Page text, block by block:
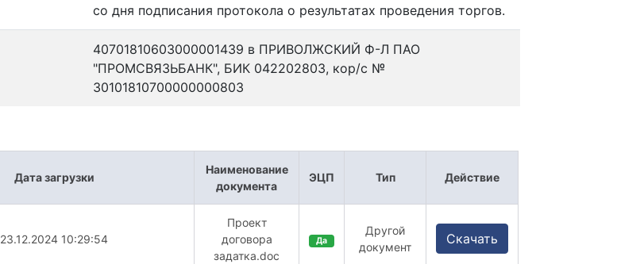
со дня подписания протокола о результатах проведения торгов.
40701810603000001439 в ПРИВОЛЖСКИЙ Ф-Л ПАО
"ПРОМСВЯЗЬБАНК", БИК 042202803, кор/с №
30101810700000000803
Дата загрузки
Наименование
документа
ЭЦП Тип Действие
23.12.2024 10:29:54
Проект
договора
задатка.doc
Да
Другой
документ
Скачать